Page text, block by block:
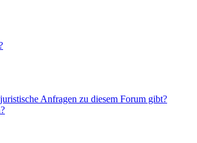
Anfragen zu diesem Forum gibt?